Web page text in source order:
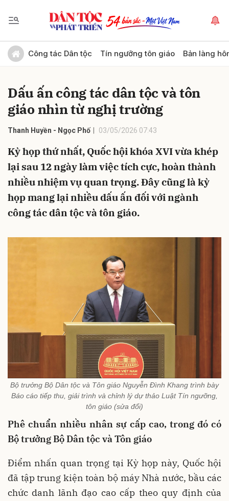
Công tác Dân tộc Tín ngưỡng tôn giáo Bản làng
Dấu ấn công tác dân tộc và tôn
giáo nhìn từ nghị trường
Thanh Huyền - Ngọc Phố 03/05/2026 07:43
Kỳ họp thứ nhất, Quốc hội khóa XVI vừa khép
lại sau 12 ngày làm việc tích cực, hoàn thành
nhiều nhiệm vụ quan trọng. Đây cũng là kỳ
họp mang lại nhiều dấu ấn đối với ngành
công tác dân tộc và tôn giáo.
Bộ trưởng Bộ Dân tộc và Tôn giáo Nguyễn Đình Khang trình bày
Báo cáo tiếp thu, giải trình và chỉnh lý dự thảo Luật Tín ngưỡng,
tôn giáo (sửa đổi)
Phê chuẩn nhiều nhân sự cấp cao, trong đó có
Bộ trưởng Bộ Dân tộc và Tôn giáo
Điểm nhấn quan trọng tại Kỳ họp này, Quốc hội
đã tập trung kiện toàn bộ máy Nhà nước, bầu các
chức danh lãnh đạo cao cấp theo quy định của
Gửi bình luận
Hủy Gửi